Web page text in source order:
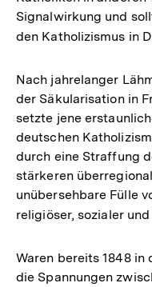
Signalwirkung und
den Katholizismus in
Nach jahrelanger
der Säkularisation in
setzte jene
deutschen
durch eine Straffung
stärkeren
unübersehbare Fülle
religiöser, sozialer
Waren bereits 1848 in
die Spannungen